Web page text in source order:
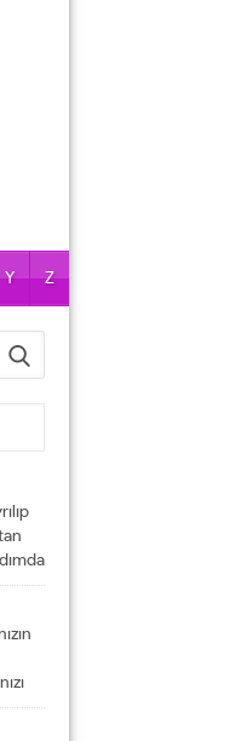
Y Z